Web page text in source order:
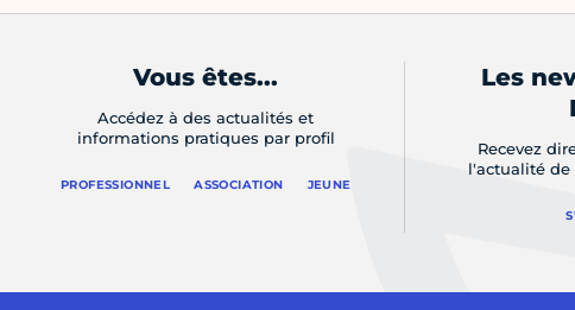
Vous êtes...
Accédez à des actualités et
informations pratiques par profil
PROFESSIONNEL ASSOCIATION JEUNE
Les
Recevez
l'actualité de